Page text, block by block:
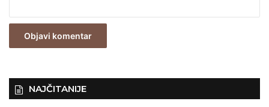
z
NAJČITANIJE